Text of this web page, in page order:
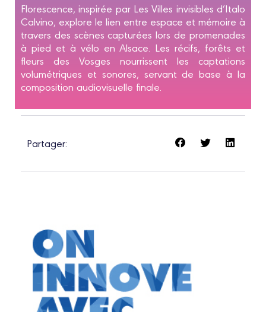
Florescence, inspirée par Les Villes invisibles d’Italo
Calvino, explore le lien entre espace et mémoire à
travers des scènes capturées lors de promenades
à pied et à vélo en Alsace. Les récifs, forêts et
fleurs des Vosges nourrissent les captations
volumétriques et sonores, servant de base à la
composition audiovisuelle finale.
Partager: